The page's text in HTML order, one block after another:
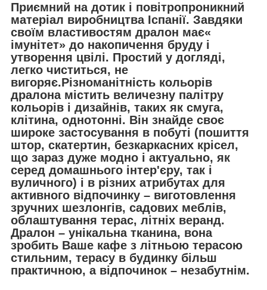
Приємний на дотик і повітропроникний
матеріал виробництва Іспанії. Завдяки
своїм властивостям дралон має«
імунітет» до накопичення бруду і
утворення цвілі. Простий у догляді,
легко чиститься, не
вигоряє.Різноманітність кольорів
дралона містить величезну палітру
кольорів і дизайнів, таких як смуга,
клітина, однотонні. Він знайде своє
широке застосування в побуті (пошиття
штор, скатертин, безкаркасних крісел,
що зараз дуже модно і актуально, як
серед домашнього інтер'єру, так і
вуличного) і в різних атрибутах для
активного відпочинку – виготовлення
зручних шезлонгів, садових меблів,
облаштування терас, літніх веранд.
Дралон – унікальна тканина, вона
зробить Ваше кафе з літньою терасою
стильним, терасу в будинку більш
практичною, а відпочинок – незабутнім.